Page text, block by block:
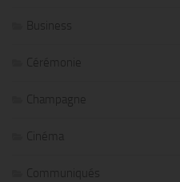
Business
Cérémonie
Champagne
Cinéma
Communiqués